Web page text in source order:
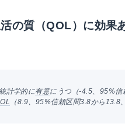
の質（QOL）に効果
計学的に有意にうつ（-4.5、95%
（8.9、95%信頼区間3.8から13.8